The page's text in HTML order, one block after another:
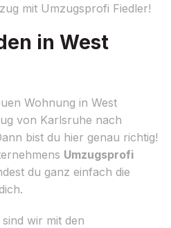
mit Umzugsprofi Fiedler!
in West
Wohnung in West
von Karlsruhe nach
bist du hier genau richtig!
Umzugsprofi
du ganz einfach die
wir mit den